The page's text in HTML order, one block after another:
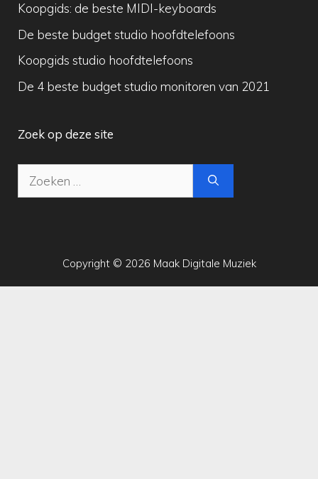
Koopgids: de beste MIDI-keyboards
De beste budget studio hoofdtelefoons
Koopgids studio hoofdtelefoons
De 4 beste budget studio monitoren van 2021
Zoek op deze site
Zoek
Copyright © 2026 Maak Digitale Muziek